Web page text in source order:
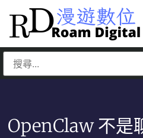
OpenClaw 不是